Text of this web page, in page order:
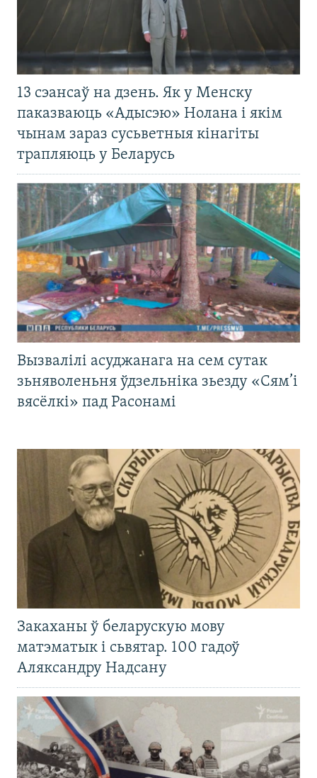
13 сэансаў на дзень. Як у Менску
паказваюць «Адысэю» Нолана і якім
чынам зараз сусьветныя кінагіты
трапляюць у Беларусь
Вызвалілі асуджанага на сем сутак
зьняволеньня ўдзельніка зьезду «Сям’і
вясёлкі» пад Расонамі
Закаханы ў беларускую мову
матэматык і сьвятар. 100 гадоў
Аляксандру Надсану